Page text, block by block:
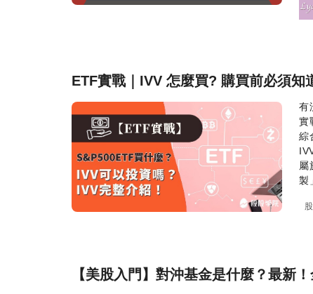
ETF實戰｜IVV 怎麼買? 購買前必須知
有
實
綜
屬
製
【美股入門】對沖基金是什麼？最新